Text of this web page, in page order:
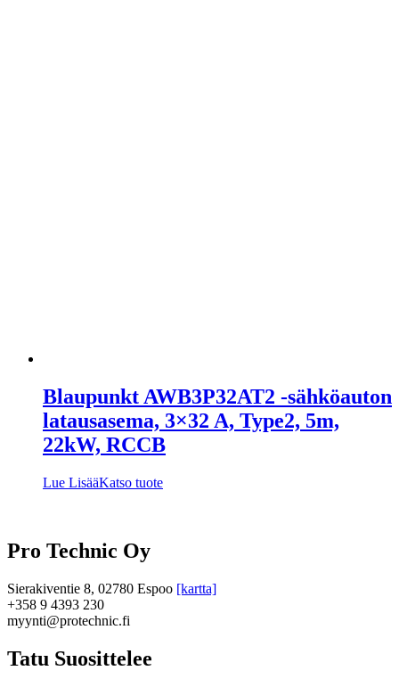
Blaupunkt AWB3P32AT2 -sähköauton
latausasema, 3×32 A, Type2, 5m,
22kW, RCCB
Lue LisääKatso tuote
Pro Technic Oy
Sierakiventie 8, 02780 Espoo [kartta]
+358 9 4393 230
myynti@protechnic.fi
Tatu Suosittelee